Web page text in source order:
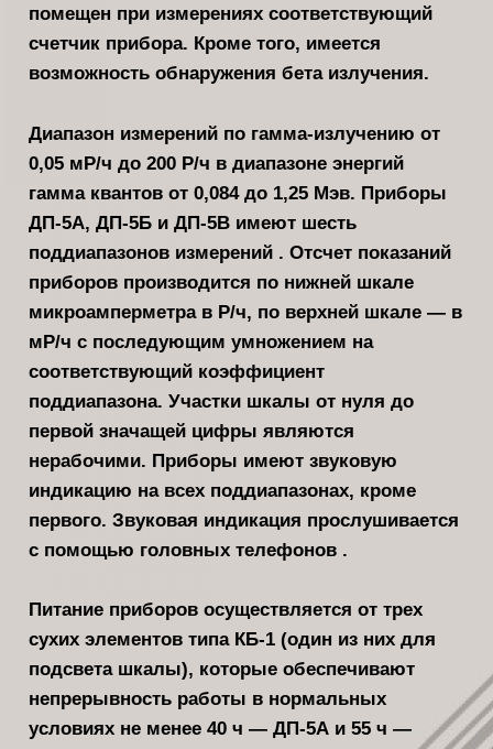
помещен при измерениях соответствующий
счетчик прибора. Кроме того, имеется
возможность обнаружения бета излучения.
Диапазон измерений по гамма-из­лучению от
0,05 мР/ч до 200 Р/ч в ди­апазоне энергий
гамма квантов от 0,084 до 1,25 Мэв. Приборы
ДП-5А, ДП-5Б и ДП-5В имеют шесть
поддиапазонов измерений . Отсчет показа­ний
приборов производится по нижней шкале
микроамперметра в Р/ч, по вер­хней шкале — в
мР/ч с последующим умножением на
соответствующий коэффициент
поддиапазона. Участки шка­лы от нуля до
первой значащей цифры являются
нерабочими. Приборы имеют звуковую
индика­цию на всех поддиапазонах, кроме
первого. Звуковая индикация прослу­шивается
с помощью головных теле­фонов .
Питание приборов осуществляется от трех
сухих элементов типа КБ-1 (один из них для
подсвета шкалы), ко­торые обеспечивают
непрерывность ра­боты в нормальных
условиях не менее 40 ч — ДП-5А и 55 ч —